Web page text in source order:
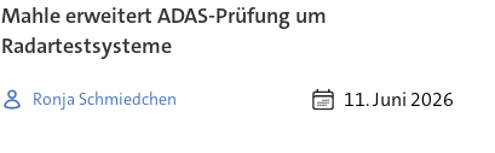
Mahle erweitert ADAS-Prüfung um
Radartestsysteme
Ronja Schmiedchen 11. Juni 2026